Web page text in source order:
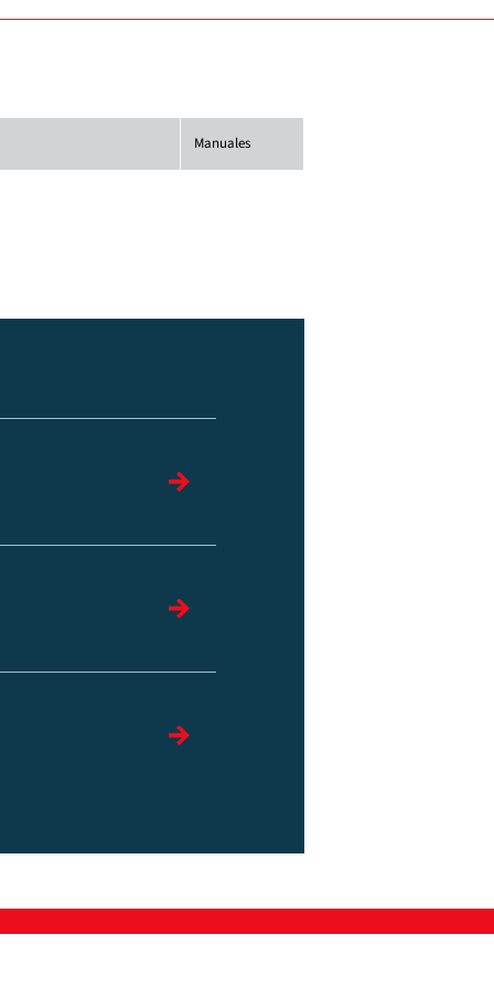
Manuales